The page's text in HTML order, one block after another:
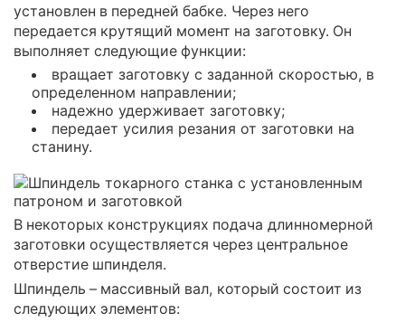
установлен в передней бабке. Через него
передается крутящий момент на заготовку. Он
выполняет следующие функции:
вращает заготовку с заданной скоростью, в
определенном направлении;
надежно удерживает заготовку;
передает усилия резания от заготовки на
станину.
В некоторых конструкциях подача длинномерной
заготовки осуществляется через центральное
отверстие шпинделя.
Шпиндель – массивный вал, который состоит из
следующих элементов: